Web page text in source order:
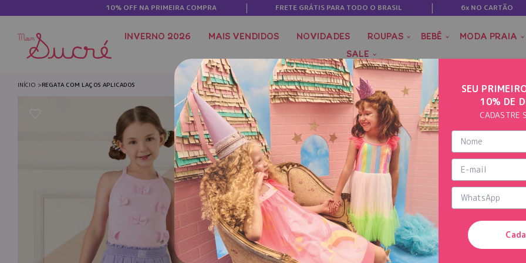
10% OFF NA PRIMEIRA COMPRA FRETE GRÁTIS PARA TODO O BRASIL 6x NO CARTÃO
INVERNO 2026 MAIS VENDIDOS NOVIDADES ROUPAS BEBÊ MODA PRAIA
SALE
INÍCIO REGATA COM LAÇOS APLICADOS
SEU
10% DE
CADASTRE